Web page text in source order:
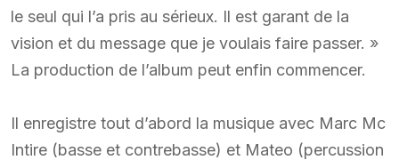
le seul qui l’a pris au sérieux. Il est garant de la
vision et du message que je voulais faire passer. »
La production de l’album peut enfin commencer.
Il enregistre tout d’abord la musique avec Marc Mc
Intire (basse et contrebasse) et Mateo (percussion